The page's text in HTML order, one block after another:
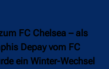
FC Chelsea – als
Depay vom FC
ein Winter-Wechsel